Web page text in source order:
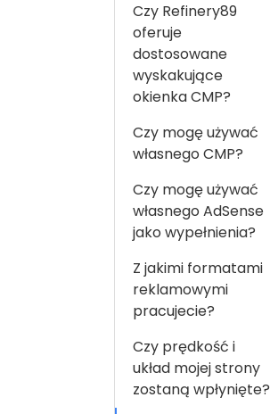
Czy Refinery89
oferuje
dostosowane
wyskakujące
okienka CMP?
Czy mogę używać
własnego CMP?
Czy mogę używać
własnego AdSense
jako wypełnienia?
Z jakimi formatami
reklamowymi
pracujecie?
Czy prędkość i
układ mojej strony
zostaną wpłynięte?